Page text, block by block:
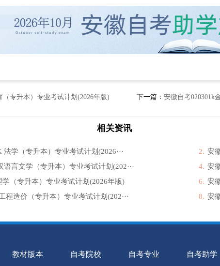
（专升本）专业考试计划(2026年版) 下一篇： 安徽自考020301k
相关资讯
学（专升本）专业考试计划(2026··· 2. 安
语言文学（专升本）专业考试计划(202··· 4. 安
（专升本）专业考试计划(2026年版) 6. 安
程造价（专升本）专业考试计划(202··· 8. 安
教材版本 自考院校 自考专业 自考助学